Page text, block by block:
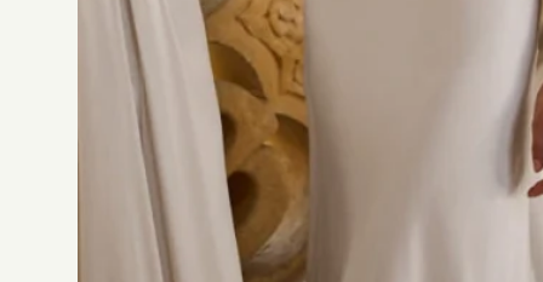
Alberto
Palatchi
Divine Atelier
(6)
Jesus Peiro(50)
Rosa Clara
(77)